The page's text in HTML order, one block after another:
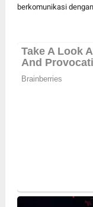
berkomunikasi